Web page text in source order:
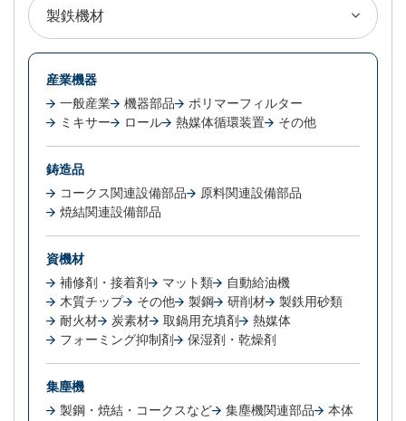
産業機器
一般産業
機器部品
ポリマーフィルター
ミキサー
ロール 熱媒体循環装置 その他
鋳造品
コークス関連設備部品
原料関連設備部品
焼結関連設備部品
資機材
補修剤・接着剤
マット類
自動給油機
木質チップ
その他 製鋼 研削材
製鉄用砂類
耐火材
炭素材 取鍋用充填剤
熱媒体
フォーミング抑制剤
保湿剤・乾燥剤
集塵機
製鋼・焼結・コークスなど
集塵機関連部品
本体